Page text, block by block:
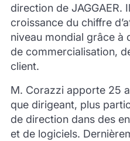
direction de JAGGAER.
croissance du chiffre
niveau mondial grâce à
de commercialisation,
client.
M. Corazziapporte 25
que dirigeant, plus
de direction dans des
et de logiciels.